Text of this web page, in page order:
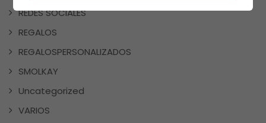
REDES SOCIALES
REGALOS
REGALOSPERSONALIZADOS
SMOLKAY
Uncategorized
VARIOS